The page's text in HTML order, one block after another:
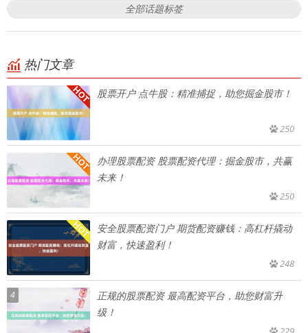
全部话题标签
热门文章
股票开户 点牛股：精准捕捉，助您掘金股市！
250
办理股票配资 股票配资代理：掘金股市，共赢
未来！
250
安全股票配资门户 期货配资赚钱：高杠杆撬动
财富，快速盈利！
248
4
正规的股票配资 最高配资平台，助您财富升
级！